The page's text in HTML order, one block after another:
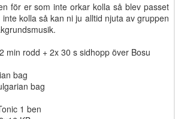
för er som inte orkar kolla så blev passet
kolla så kan ni ju alltid njuta av gruppen
min rodd + 2x 30 s sidhopp över Bosu
bag
bag
1 ben